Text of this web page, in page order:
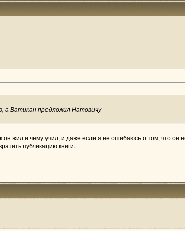
а Ватикан предложил Натовичу
он жил и чему учил, и даже если я не ошибаюсь о том, что
публикацию книги.